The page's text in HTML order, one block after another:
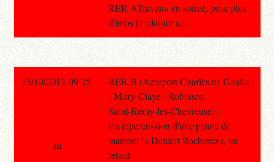
RER ATravaux en soiree, pour plus
d'infos [1]cliquer ici.
15/10/2013 09:25
RER B (Aeroport Charles de Gaulle
- Mitry-Claye - Robinson -
Saint-Remy-les-Chevreuse) :
En repercussion d'une panne de
materiel `a Denfert Rochereau, un
retard
au